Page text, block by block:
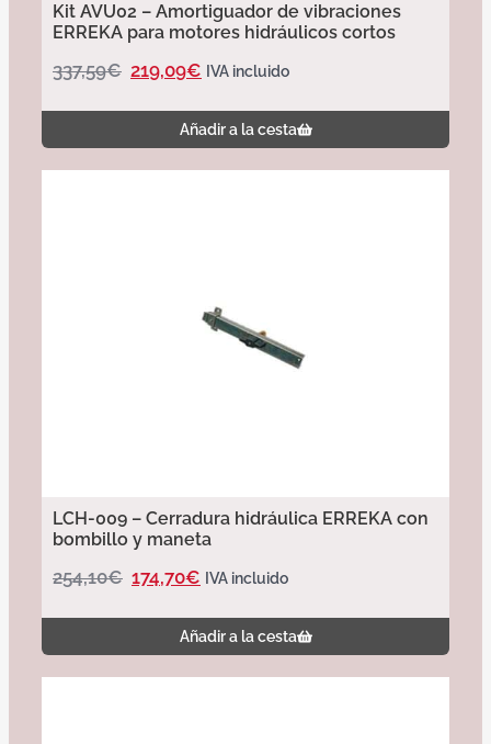
Kit AVU02 – Amortiguador de vibraciones
ERREKA para motores hidráulicos cortos
337,59€ 219,09€ IVA incluido
Añadir a la cesta
LCH-009 – Cerradura hidráulica ERREKA con
bombillo y maneta
254,10€ 174,70€ IVA incluido
Añadir a la cesta